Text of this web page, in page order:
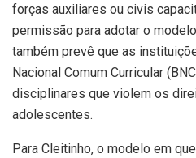
forças auxiliares ou civis
permissão para adotar o
também prevê que as
Nacional Comum Curricular
disciplinares que violem os
adolescentes.
Para Cleitinho, o modelo em